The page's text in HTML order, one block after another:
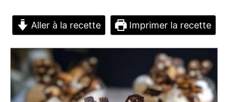
Aller à la recette Imprimer la recette